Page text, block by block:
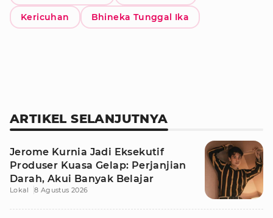
Kericuhan Bhineka Tunggal Ika
ARTIKEL SELANJUTNYA
Jerome Kurnia Jadi Eksekutif
Produser Kuasa Gelap: Perjanjian
Darah, Akui Banyak Belajar
Lokal 8 Agustus 2026